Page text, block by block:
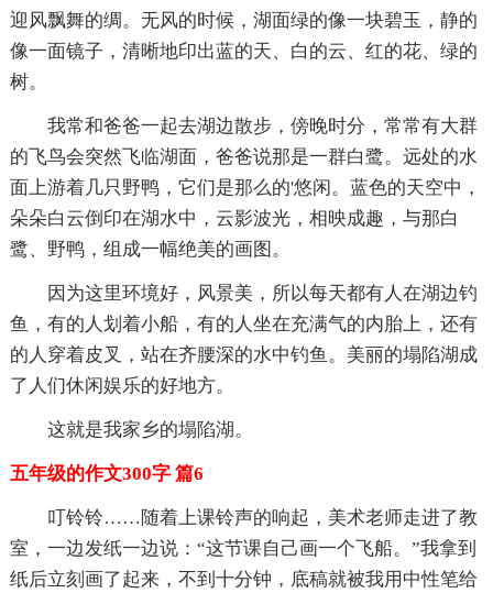
迎风飘舞的绸。无风的时候，湖面绿的像一块碧玉，静的
像一面镜子，清晰地印出蓝的天、白的云、红的花、绿的
树。
我常和爸爸一起去湖边散步，傍晚时分，常常有大群
的飞鸟会突然飞临湖面，爸爸说那是一群白鹭。远处的水
面上游着几只野鸭，它们是那么的'悠闲。蓝色的天空中，
朵朵白云倒印在湖水中，云影波光，相映成趣，与那白
鹭、野鸭，组成一幅绝美的画图。
因为这里环境好，风景美，所以每天都有人在湖边钓
鱼，有的人划着小船，有的人坐在充满气的内胎上，还有
的人穿着皮叉，站在齐腰深的水中钓鱼。美丽的塌陷湖成
了人们休闲娱乐的好地方。
这就是我家乡的塌陷湖。
五年级的作文300字 篇6
叮铃铃……随着上课铃声的响起，美术老师走进了教
室，一边发纸一边说：“这节课自己画一个飞船。”我拿到
纸后立刻画了起来，不到十分钟，底稿就被我用中性笔给